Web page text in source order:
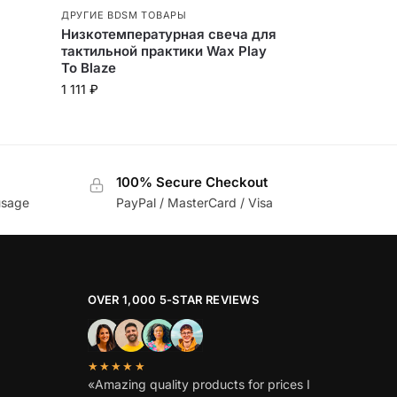
ДРУГИЕ BDSM ТОВАРЫ
Низкотемпературная свеча для
тактильной практики Wax Play
To Blaze
1 111₽
100% Secure Checkout
PayPal / MasterCard / Visa
OVER 1,000 5-STAR REVIEWS
★★★★★
«Amazing quality products for prices I